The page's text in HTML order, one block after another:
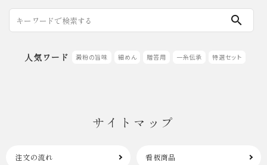
search
人気ワード 澱粉の旨味 細めん 贈答用 一糸伝承 特選セット
サイトマップ
注文の流れ 看板商品